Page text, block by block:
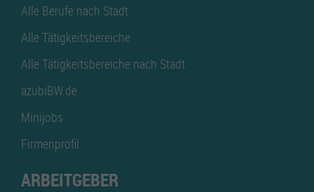
Alle Berufe nach Stadt
Alle Tätigkeitsbereiche
Alle Tätigkeitsbereiche nach Stadt
azubiBW.de
Minijobs
Firmenprofil
ARBEITGEBER